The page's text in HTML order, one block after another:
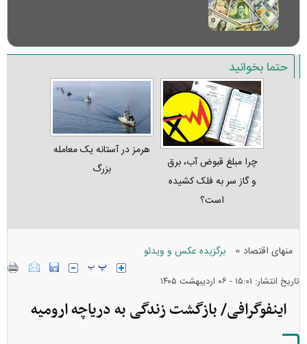
حتما بخوانید
چرا مبلغ قبوض آب، برق
و گاز سر به فلک کشیده
است؟
هرمز در آستانه یک معامله
بزرگ
منهای اقتصاد » برگزیده عکس و ویدئو
تاریخ انتشار: ۱۵:۰۱ - ۰۶ ارديبهشت ۱۴۰۵
اینفوگرافی/ بازگشت زندگی به دریاچه ارومیه